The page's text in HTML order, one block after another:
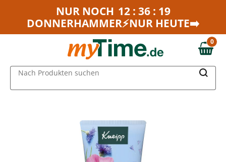
Zum Hauptinhalt springen
Zur Navigation springen
NUR NOCH 12 : 36 : 19
DONNERHAMMER⚡NUR HEUTE➡️
0,00 €
0
Nach Produkten suchen